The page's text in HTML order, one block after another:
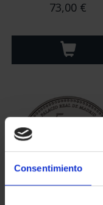
Consentimiento
73,00 €